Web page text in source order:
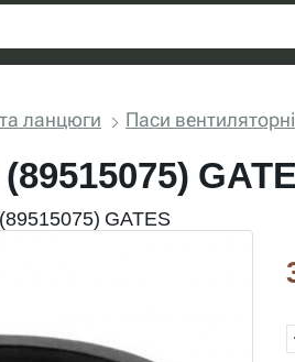
ланцюги Паси вентиляторні
GATES